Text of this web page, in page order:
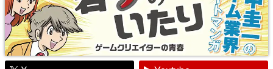
X
Youtube
Discord
RSS